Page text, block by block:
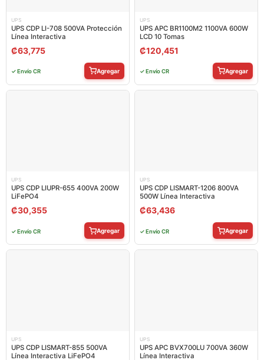
UPS
UPS CDP LI-708 500VA Protección
Línea Interactiva
₡63,775
✓ Envío CR Agregar
UPS
UPS APC BR1100M2 1100VA 600W
LCD 10 Tomas
₡120,451
✓ Envío CR Agregar
UPS
UPS CDP LIUPR-655 400VA 200W
LiFePO4
₡30,355
✓ Envío CR Agregar
UPS
UPS CDP LISMART-1206 800VA
500W Línea Interactiva
₡63,436
✓ Envío CR Agregar
UPS
UPS CDP LISMART-855 500VA
Línea Interactiva LiFePO4
UPS
UPS APC BVX700LU 700VA 360W
Línea Interactiva